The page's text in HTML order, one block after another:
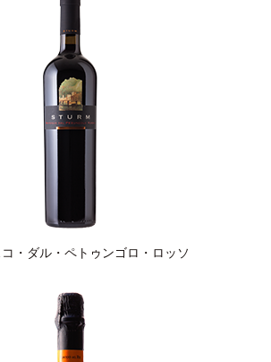
・ダル・ペトゥンゴロ・ロッソ